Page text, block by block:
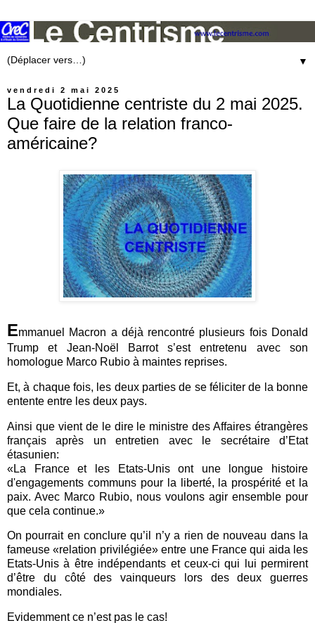
▼
vendredi 2 mai 2025
La Quotidienne centriste du 2 mai 2025.
Que faire de la relation franco-
américaine?
Emmanuel Macron a déjà rencontré plusieurs fois Donald
Trump et Jean-Noël Barrot s’est entretenu avec son
homologue Marco Rubio à maintes reprises.
Et, à chaque fois, les deux parties de se féliciter de la bonne
entente entre les deux pays.
Ainsi que vient de le dire le ministre des Affaires étrangères
français après un entretien avec le secrétaire d’Etat
étasunien:
«La France et les Etats-Unis ont une longue histoire
d'engagements communs pour la liberté, la prospérité et la
paix. Avec Marco Rubio, nous voulons agir ensemble pour
que cela continue.»
On pourrait en conclure qu’il n’y a rien de nouveau dans la
fameuse «relation privilégiée» entre une France qui aida les
Etats-Unis à être indépendants et ceux-ci qui lui permirent
d’être du côté des vainqueurs lors des deux guerres
mondiales.
Evidemment ce n’est pas le cas!